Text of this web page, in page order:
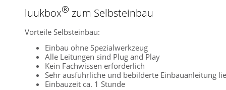
luukbox® zum Selbsteinbau
Vorteile Selbsteinbau:
Einbau ohne Spezialwerkzeug
Alle Leitungen sind Plug and Play
Kein Fachwissen erforderlich
Sehr ausführliche und bebilderte Einbauanleitung
Einbauzeit ca. 1 Stunde